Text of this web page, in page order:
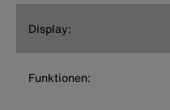
Display:
Funktionen: